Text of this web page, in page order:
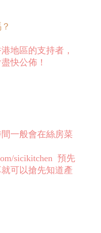
地區的支持者，
快公佈！
一般會在絲房菜
sicikitchen 預先
可以搶先知道產